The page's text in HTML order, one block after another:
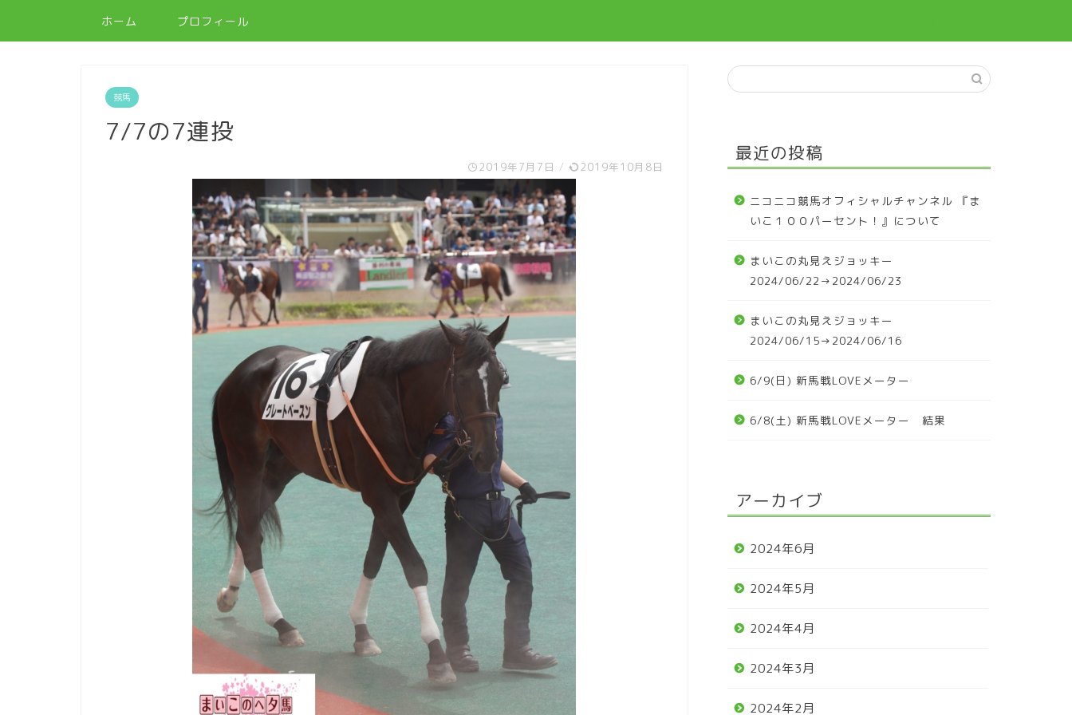
ホーム プロフィール
競馬
7/7の7連投
2019年7月7日 / 2019年10月8日
最近の投稿
ニコニコ競馬オフィシャルチャンネル 『ま
いこ１００パーセント！』について
まいこの丸見えジョッキー
2024/06/22→2024/06/23
まいこの丸見えジョッキー
2024/06/15→2024/06/16
6/9(日) 新馬戦LOVEメーター
6/8(土) 新馬戦LOVEメーター 結果
アーカイブ
2024年6月
2024年5月
2024年4月
2024年3月
2024年2月